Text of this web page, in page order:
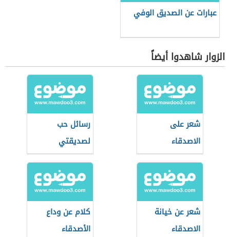
عبارات عن الصديق الوفي
الزوار شاهدوا أيضاً
شعر على
الاصدقاء
رسائل حب
لصديقتي
شعر عن خيانة
الاصدقاء
كلام عن وداع
الأصدقاء